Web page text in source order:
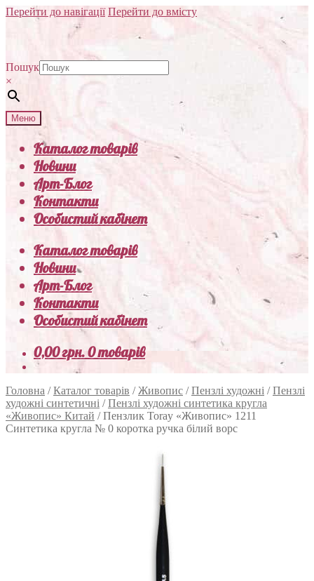
Перейти до навігації Перейти до вмісту
Пошук
×
Меню
Каталог товарів
Новини
Арт-Блог
Контакти
Особистий кабінет
Каталог товарів
Новини
Арт-Блог
Контакти
Особистий кабінет
0,00грн.0 товарів
Головна /Каталог товарів /Живопис /Пензлі художні /Пензлі
художні синтетичні /Пензлі художні синтетика кругла
«Живопис» Китай /Пензлик Toray «Живопис» 1211
Синтетика кругла № 0 коротка ручка білий ворс